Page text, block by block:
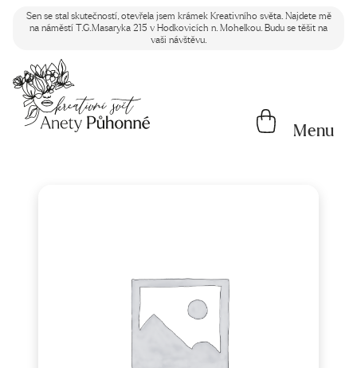
Sen se stal skutečností, otevřela jsem krámek Kreativního světa. Najdete mě
na náměstí T.G.Masaryka 215 v Hodkovicích n. Mohelkou. Budu se těšit na
vaši návštěvu.
Menu